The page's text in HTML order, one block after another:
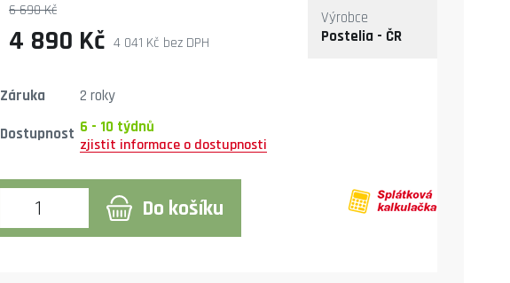
4 890 Kč bez DPH
4 041 Kč
6 690 Kč
Výrobce
Postelia - ČR
Záruka
2 roky
Dostupnost 6 - 10 týdnů
Do košíku